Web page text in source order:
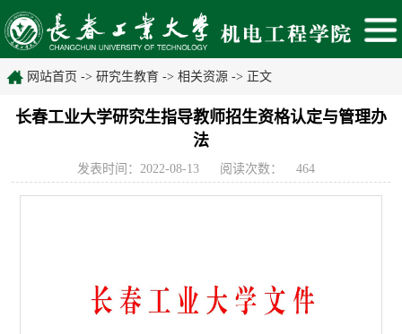
网站首页 -> 研究生教育 -> 相关资源 -> 正文
长春工业大学研究生指导教师招生资格认定与管理办
法
发表时间：2022-08-13 阅读次数： 464